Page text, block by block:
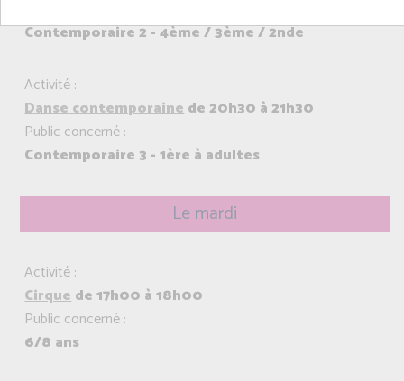
Contemporaire 2 - 4ème / 3ème / 2nde
Activité :
Danse contemporainede 20h30 à 21h30
Public concerné :
Contemporaire 3 - 1ère à adultes
Le mardi
Activité :
Cirquede 17h00 à 18h00
Public concerné :
6/8 ans